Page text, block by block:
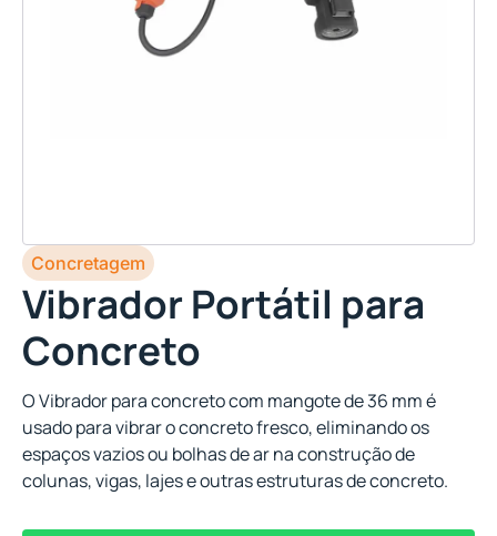
Concretagem
Vibrador Portátil para
Concreto
O Vibrador para concreto com mangote de 36 mm é
usado para vibrar o concreto fresco, eliminando os
espaços vazios ou bolhas de ar na construção de
colunas, vigas, lajes e outras estruturas de concreto.